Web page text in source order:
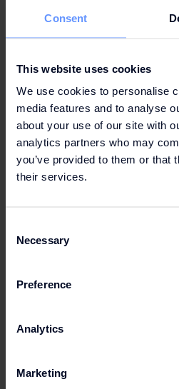
Consent
This website uses cookies
We use cookies to personalise
media features and to analyse
about your use of our site with
analytics partners who may
you’ve provided to them or that
their services.
Selection
Necessary
Preference
Analytics
Marketing